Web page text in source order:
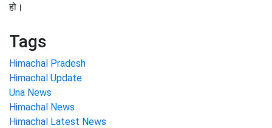
हो।
Tags
Himachal Pradesh
Himachal Update
Una News
Himachal News
Himachal Latest News